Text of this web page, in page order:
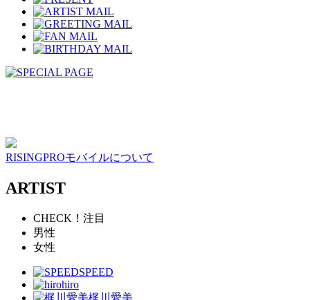
RISINGPROモバイルについて
ARTIST
CHECK！注目
男性
女性
SPEED
hiro
梶川愛美